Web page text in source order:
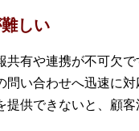
しい
有や連携が不可欠
い合わせへ迅速に
供できないと、顧